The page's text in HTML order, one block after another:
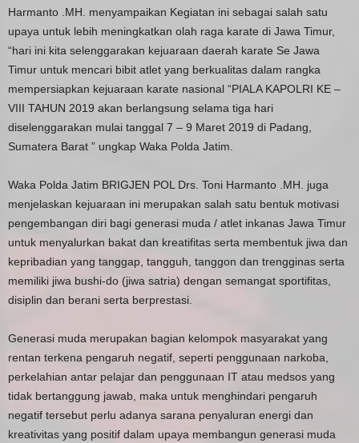
Harmanto .MH. menyampaikan Kegiatan ini sebagai salah satu
upaya untuk lebih meningkatkan olah raga karate di Jawa Timur,
“hari ini kita selenggarakan kejuaraan daerah karate Se Jawa
Timur untuk mencari bibit atlet yang berkualitas dalam rangka
mempersiapkan kejuaraan karate nasional “PIALA KAPOLRI KE –
VIII TAHUN 2019 akan berlangsung selama tiga hari
diselenggarakan mulai tanggal 7 – 9 Maret 2019 di Padang,
Sumatera Barat ” ungkap Waka Polda Jatim.
Waka Polda Jatim BRIGJEN POL Drs. Toni Harmanto .MH. juga
menjelaskan kejuaraan ini merupakan salah satu bentuk motivasi
pengembangan diri bagi generasi muda / atlet inkanas Jawa Timur
untuk menyalurkan bakat dan kreatifitas serta membentuk jiwa dan
kepribadian yang tanggap, tangguh, tanggon dan trengginas serta
memiliki jiwa bushi-do (jiwa satria) dengan semangat sportifitas,
disiplin dan berani serta berprestasi.
Generasi muda merupakan bagian kelompok masyarakat yang
rentan terkena pengaruh negatif, seperti penggunaan narkoba,
perkelahian antar pelajar dan penggunaan IT atau medsos yang
tidak bertanggung jawab, maka untuk menghindari pengaruh
negatif tersebut perlu adanya sarana penyaluran energi dan
kreativitas yang positif dalam upaya membangun generasi muda